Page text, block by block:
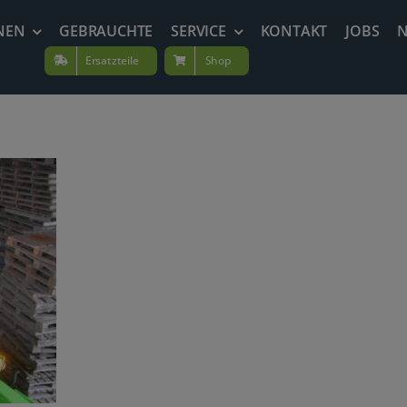
GEBRAUCHTE SERVICE KONTAKT JOBS
Ersatzteile Shop